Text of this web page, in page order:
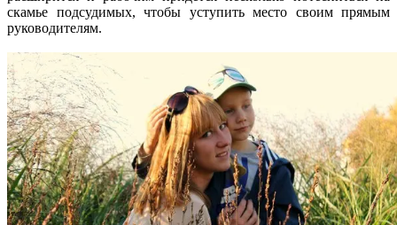
скамье подсудимых, чтобы уступить место своим прямым
руководителям.